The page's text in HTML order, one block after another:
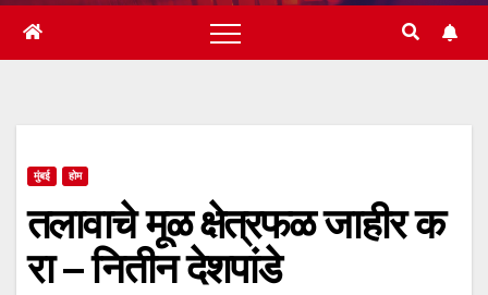
मुंबई होम
तलावाचे मूळ क्षेत्रफळ जाहीर क
रा – नितीन देशपांडे